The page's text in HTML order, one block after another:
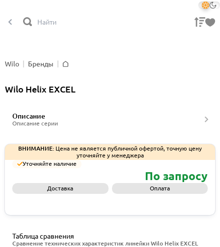
Wilo
Бренды
Wilo Helix EXCEL
Описание
Описание серии
ВНИМАНИЕ: Цена не является публичной офертой, точную цену
уточняйте у менеджера
Уточняйте наличие
По запросу
Доставка Оплата
Сравнение технических характеристик линейки Wilo Helix EXCEL
Таблица сравнения